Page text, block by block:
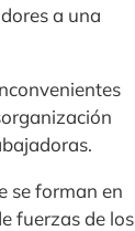
a una
se forman en
fuerzas de los